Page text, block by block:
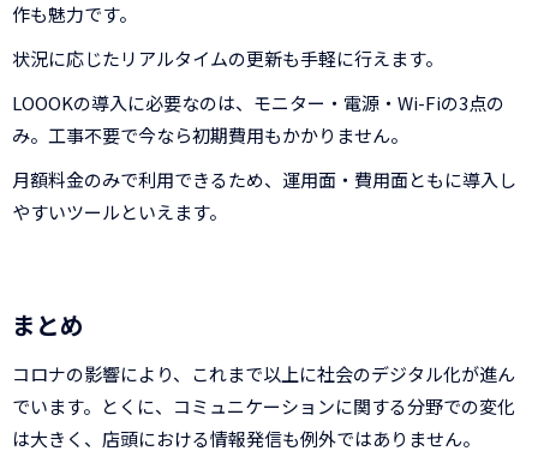
作も魅力です。
状況に応じたリアルタイムの更新も手軽に行えます。
LOOOKの導入に必要なのは、モニター・電源・Wi-Fiの3点の
み。工事不要で今なら初期費用もかかりません。
月額料金のみで利用できるため、運用面・費用面ともに導入し
やすいツールといえます。
まとめ
コロナの影響により、これまで以上に社会のデジタル化が進ん
でいます。とくに、コミュニケーションに関する分野での変化
は大きく、店頭における情報発信も例外ではありません。